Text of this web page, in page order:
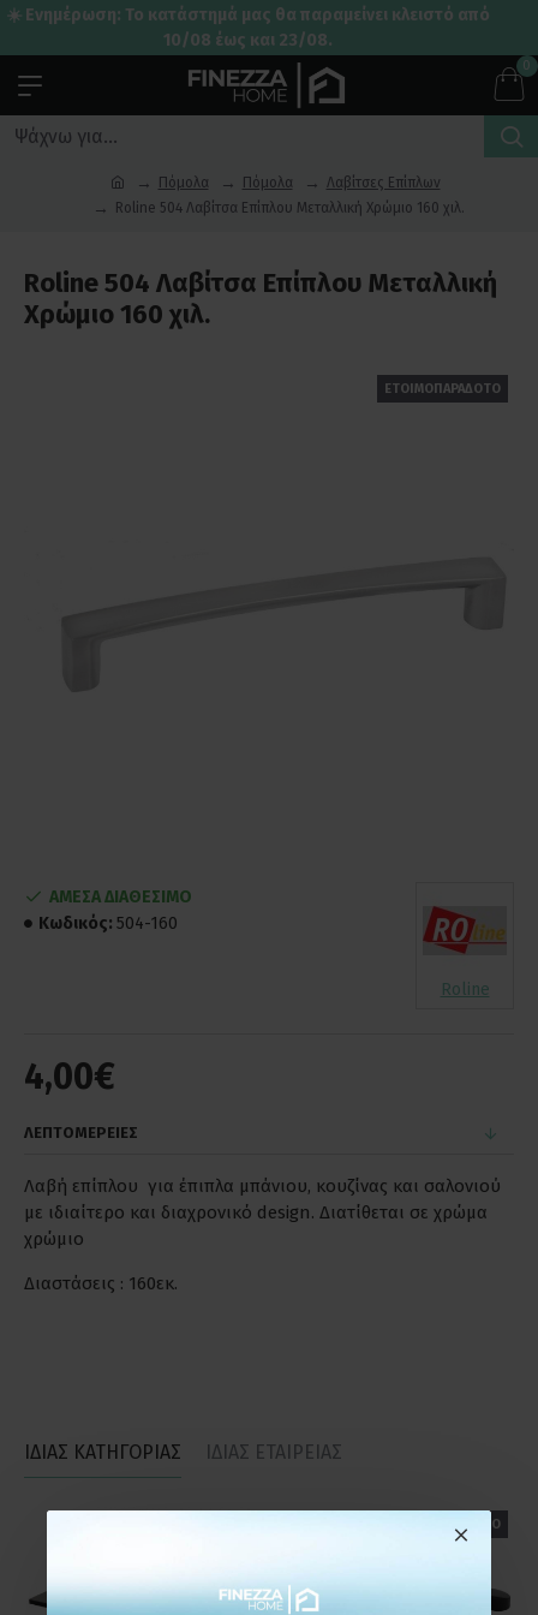
☀️ Ενημέρωση: Το κατάστημά μας θα παραμείνει κλειστό από
10/08 έως και 23/08.
0
Πόμολα Πόμολα
Λαβίτσες Επίπλων
Roline 504 Λαβίτσα Επίπλου Μεταλλική Χρώμιο 160 χιλ.
Roline 504 Λαβίτσα Επίπλου Μεταλλική
Χρώμιο 160 χιλ.
ΕΤΟΙΜΟΠΑΡΑΔΟΤΟ
4,00€
ΑΜΕΣΑ ΔΙΑΘΕΣΙΜΟ
Κωδικός: 504-160
Roline
ΛΕΠΤΟΜΕΡΕΙΕΣ
Λαβή επίπλου για έπιπλα μπάνιου, κουζίνας και σαλονιού
με ιδιαίτερο και διαχρονικό design. Διατίθεται σε χρώμα
χρώμιο
Διαστάσεις : 160εκ.
ΙΔΙΑΣ ΚΑΤΗΓΟΡΙΑΣ ΙΔΙΑΣ ΕΤΑΙΡΕΙΑΣ
ΕΤΟΙΜΟΠΑΡΑΔΟΤΟ